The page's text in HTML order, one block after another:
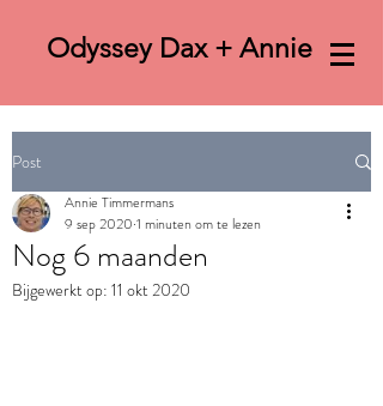
Odyssey Dax + Annie
Post
Nog 6 maanden
Annie Timmermans
9 sep 2020 1 minuten om te lezen
Bijgewerkt op: 11 okt 2020